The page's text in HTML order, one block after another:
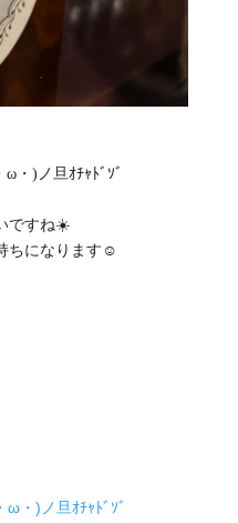
・)ノ旦ｵﾁｬﾄﾞｿﾞ
ですね☀️
ちになります☺️
・)ノ旦ｵﾁｬﾄﾞｿﾞ